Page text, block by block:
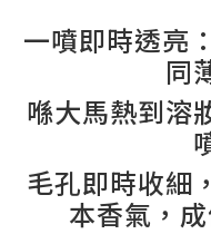
一噴即時透亮
同
喺大馬熱到溶
毛孔即時收細
本香氣，